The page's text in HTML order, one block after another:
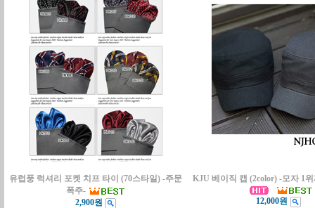
유럽풍 럭셔리 포켓 치프 타이 (70스타일) -주문
폭주-
2,900원
KJU 베이직 캡 (2color) -모자 1
12,000원